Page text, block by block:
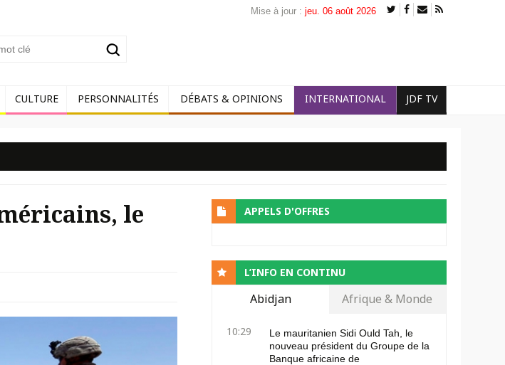
Mise à jour : jeu. 06 août 2026
CULTURE PERSONNALITÉS DÉBATS & OPINIONS INTERNATIONAL JDF TV
le
APPELS D'OFFRES
L’INFO EN CONTINU
Abidjan Afrique & Monde
10:29
Le mauritanien Sidi Ould Tah, le
nouveau président du Groupe de la
Banque africaine de